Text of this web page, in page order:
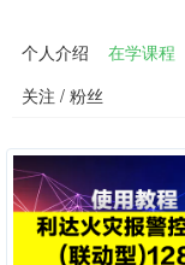
个人介绍 在学课程
关注 / 粉丝